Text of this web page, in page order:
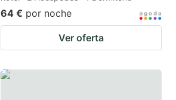
64 € por noche
Ver oferta